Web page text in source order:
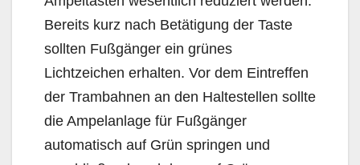
Bereits kurz nach Betätigung der Taste
sollten Fußgänger ein grünes
Lichtzeichen erhalten. Vor dem Eintreffen
der Trambahnen an den Haltestellen sollte
die Ampelanlage für Fußgänger
automatisch auf Grün springen und